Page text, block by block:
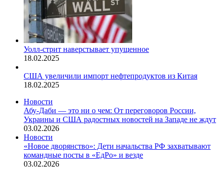
Уолл-стрит наверстывает упущенное
18.02.2025
США увеличили импорт нефтепродуктов из Китая
18.02.2025
Новости
Абу-Даби — это ни о чем: От переговоров России,
Украины и США радостных новостей на Западе не ждут
03.02.2026
Новости
«Новое дворянство»: Дети начальства РФ захватывают
командные посты в «ЕдРо» и везде
03.02.2026